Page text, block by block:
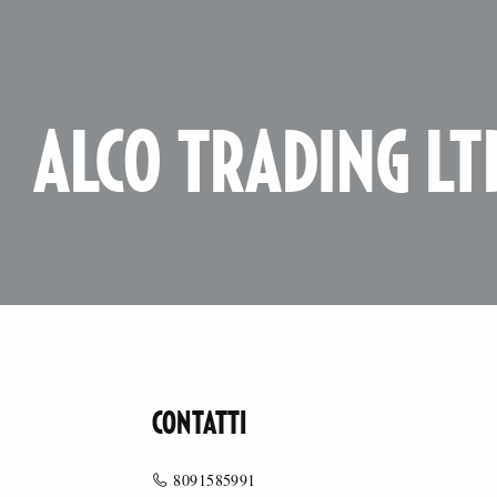
ALCO TRADING
CONTATTI
8091585991